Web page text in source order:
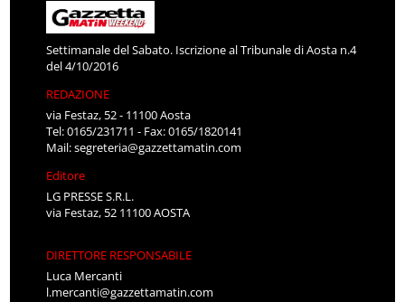
Settimanale del Sabato. Iscrizione al Tribunale di Aosta n.4
del 4/10/2016
REDAZIONE
via Festaz, 52 - 11100 Aosta
Tel: 0165/231711 - Fax: 0165/1820141
Mail:segreteria@gazzettamatin.com
Editore
LG PRESSE S.R.L.
via Festaz, 52 11100 AOSTA
DIRETTORE RESPONSABILE
Luca Mercanti
l.mercanti@gazzettamatin.com